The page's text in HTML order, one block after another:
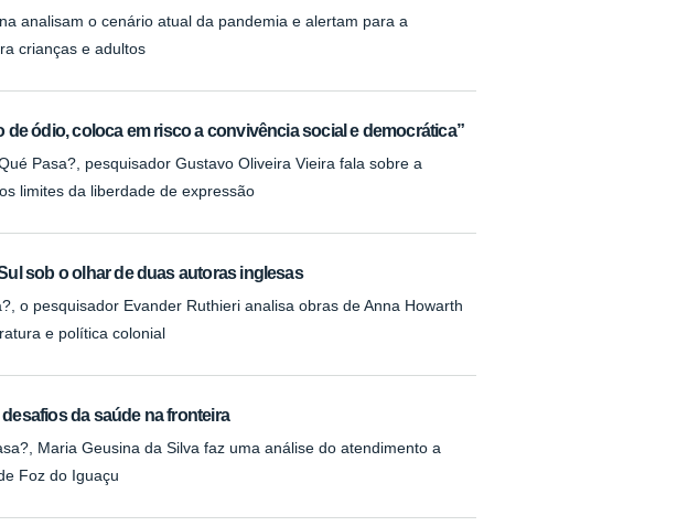
analisam o cenário atual da pandemia e alertam para a
crianças e adultos
de ódio, coloca em risco a convivência social e democrática”
Pasa?, pesquisador Gustavo Oliveira Vieira fala sobre a
limites da liberdade de expressão
sob o olhar de duas autoras inglesas
o pesquisador Evander Ruthieri analisa obras de Anna Howarth
e política colonial
da saúde na fronteira
Maria Geusina da Silva faz uma análise do atendimento a
Foz do Iguaçu